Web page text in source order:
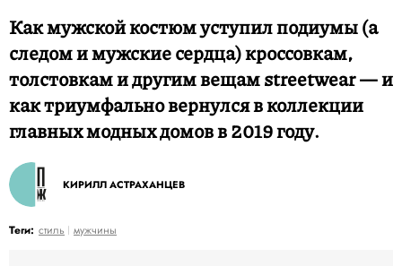
Как мужской костюм уступил подиумы (а
следом и мужские сердца) кроссовкам,
толстовкам и другим вещам streetwear — и
как триумфально вернулся в коллекции
главных модных домов в 2019 году.
КИРИЛЛ АСТРАХАНЦЕВ
Теги: стиль мужчины